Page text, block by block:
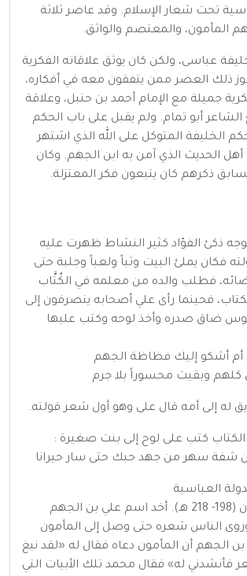
تحت شعار الإسلام. وقد عاصر ثلاثة
المأمون، والمعتصم والواثق.
عباسى، ولكن كان يوثق علاقاته الفكرية
ذلك العصر ممن يتفقون معه في أفكاره،
جميلة مع الإمام أحمد بن حنبل، وعلاقة
أبو تمام. ولم يقبل على باب الحكم
الخليفة المتوكل على الله الذي اشتهر
الحديث الذي آمن به ابن الجهم. وكان
ذكرهم كان يتبعون فكر المعتزلة.
ذكئ الفؤاد كثير النشاط ظهرت عليه
فكان يملئ البيت وثباً ولعباً وجلبة حتى
فطلب والده من معلمه في الكُتَّاب
فحينما رأى علي أصحابه ينصرفون إلى
ضاق صدره وأخذ لوحه وكتب عليها
أم أشكو إليك فظاظة الجهم
كلهم وبقيت محسوراً بلا جرم
له إلى أمه قال على وهو أول شعر قولته.
كتب على لوح إلى بنت صغيرة :
شفة سهر من جهد حبك حتى سار حيرانا
العباسية
في خلافة المأمون (198- 218 هـ). أخد اسم علي بن الجهم
الناس شعره حتى وصل إلى المأمون
الجهم أن المأمون دعاه فقال له «لقد نبغ
فأنشدني له» فقال محمد تلك الأبيات التي